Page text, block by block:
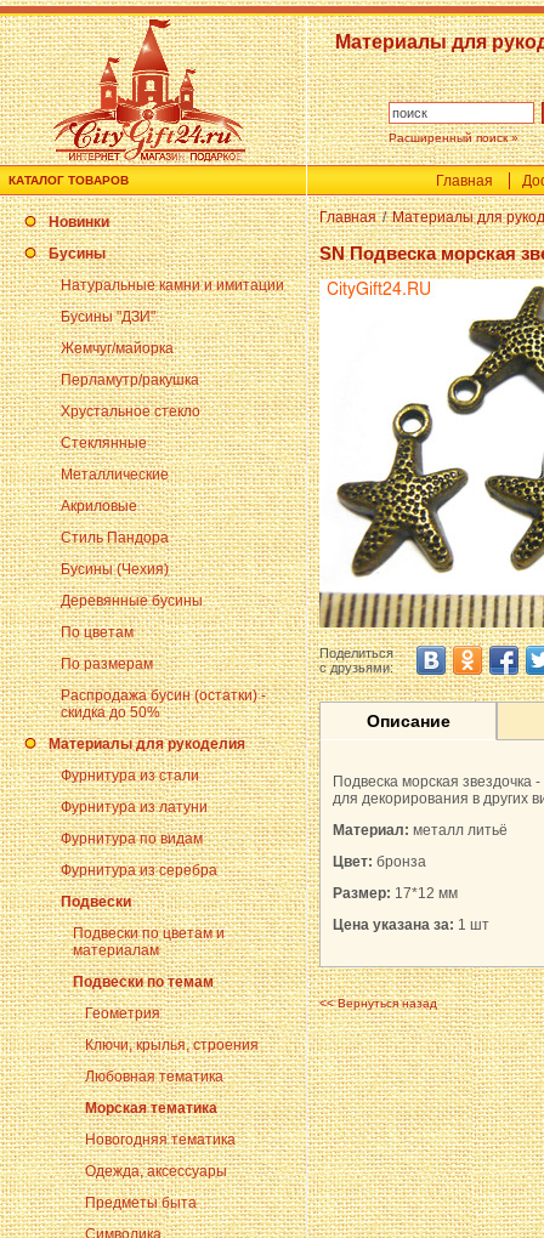
Материалы для
Расширенный поиск »
КАТАЛОГ ТОВАРОВ Главная
Новинки
Бусины
Натуральные камни и имитации
Бусины "ДЗИ"
Жемчуг/майорка
Перламутр/ракушка
Хрустальное стекло
Стеклянные
Металлические
Акриловые
Стиль Пандора
Бусины (Чехия)
Деревянные бусины
По цветам
По размерам
Распродажа бусин (остатки) -
скидка до 50%
Материалы для рукоделия
Фурнитура из стали
Фурнитура из латуни
Фурнитура по видам
Фурнитура из серебра
Подвески
Подвески по цветам и
материалам
Подвески по темам
Геометрия
Ключи, крылья, строения
Любовная тематика
Морская тематика
Новогодняя тематика
Одежда, аксессуары
Предметы быта
Символика
Главная / Материалы для
SN Подвеска морская
Поделиться
с друзьями:
Описание
Подвеска морская звездочка
для декорирования в других
Материал: металл литьё
Цвет: бронза
Размер: 17*12 мм
Цена указана за: 1 шт
<< Вернуться назад